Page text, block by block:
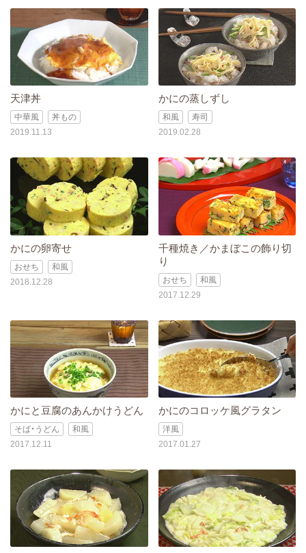
天津丼
中華風
丼もの
2019.11.13
かにの蒸しずし
和風
寿司
2019.02.28
かにの卵寄せ
おせち
和風
2018.12.28
千種焼き／かまぼこの飾り切
り
おせち
和風
2017.12.29
かにと豆腐のあんかけうどん
そば・うどん
和風
2017.12.11
かにのコロッケ風グラタン
洋風
2017.01.27